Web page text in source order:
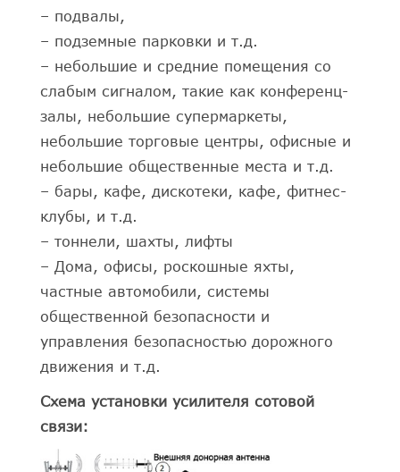
– подвалы,
– подземные парковки и т.д.
– небольшие и средние помещения со
слабым сигналом, такие как конференц-
залы, небольшие супермаркеты,
небольшие торговые центры, офисные и
небольшие общественные места и т.д.
– бары, кафе, дискотеки, кафе, фитнес-
клубы, и т.д.
– тоннели, шахты, лифты
– Дома, офисы, роскошные яхты,
частные автомобили, системы
общественной безопасности и
управления безопасностью дорожного
движения и т.д.
Схема установки усилителя сотовой
связи: